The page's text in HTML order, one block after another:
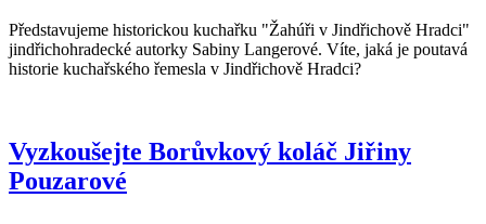
Představujeme historickou kuchařku "Žahúři v Jindřichově Hradci"
jindřichohradecké autorky Sabiny Langerové. Víte, jaká je poutavá
historie kuchařského řemesla v Jindřichově Hradci?
Vyzkoušejte Borůvkový koláč Jiřiny
Pouzarové